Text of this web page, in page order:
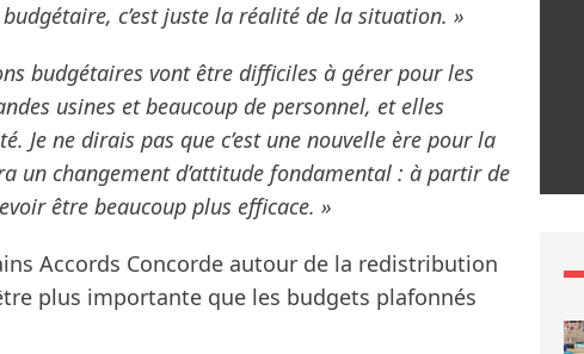
c’est juste la réalité de la situation. »
budgétaires vont être difficiles à gérer pour les
usines et beaucoup de personnel, et elles
Je ne dirais pas que c’est une nouvelle ère pour la
un changement d’attitude fondamental : à partir de
être beaucoup plus efficace. »
Accords Concorde autour de la redistribution
plus importante que les budgets plafonnés